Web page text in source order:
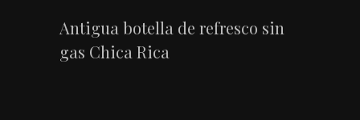
Antigua botella de refresco sin
gas Chica Rica